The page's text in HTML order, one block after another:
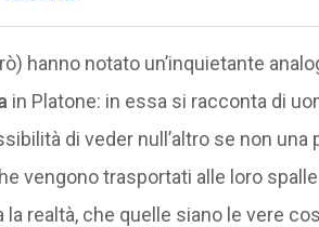
hanno notato un’inquietante
in Platone: in essa si racconta di
di veder null’altro se non una
vengono trasportati alle loro
realtà, che quelle siano le vere